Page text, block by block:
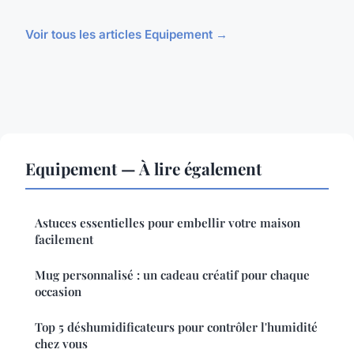
Voir tous les articles Equipement →
Equipement — À lire également
Astuces essentielles pour embellir votre maison
facilement
Mug personnalisé : un cadeau créatif pour chaque
occasion
Top 5 déshumidificateurs pour contrôler l'humidité
chez vous